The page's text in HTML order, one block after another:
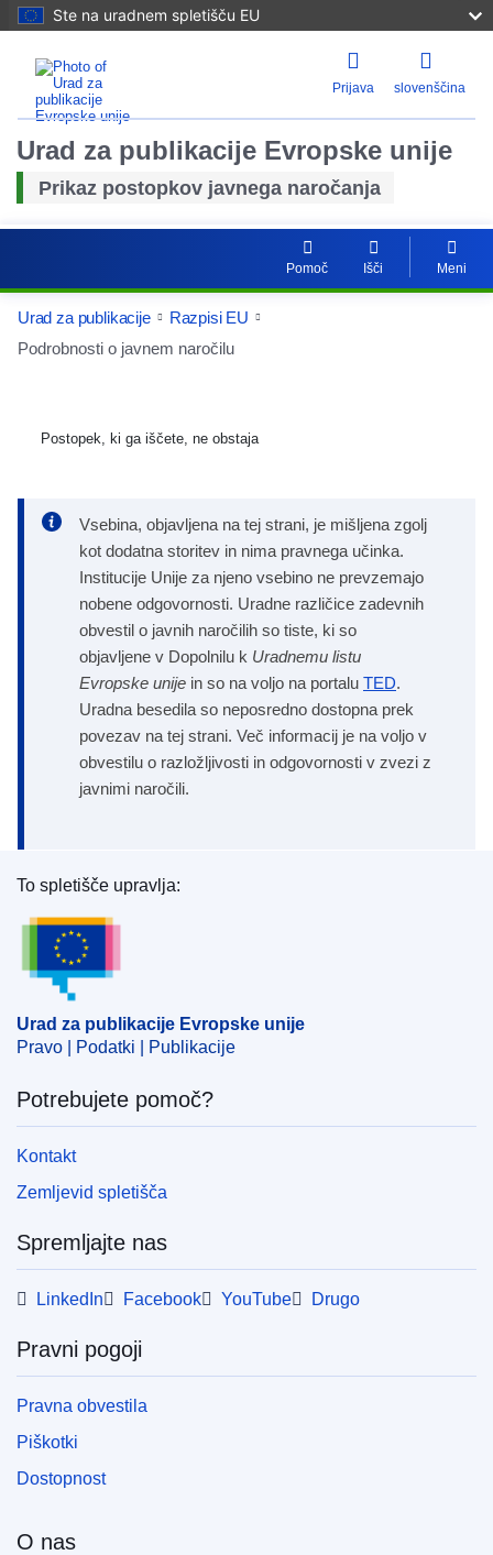
Ste na uradnem spletišču EU
Prijava slovenščina
Urad za publikacije Evropske unije
Prikaz postopkov javnega naročanja
Pomoč Išči Meni
Urad za publikacije
Razpisi EU
Podrobnosti o javnem naročilu
Postopek, ki ga iščete, ne obstaja
Vsebina, objavljena na tej strani, je mišljena zgolj
kot dodatna storitev in nima pravnega učinka.
Institucije Unije za njeno vsebino ne prevzemajo
nobene odgovornosti. Uradne različice zadevnih
obvestil o javnih naročilih so tiste, ki so
objavljene v Dopolnilu k Uradnemu listu
Evropske unije in so na voljo na portalu TED.
Uradna besedila so neposredno dostopna prek
povezav na tej strani. Več informacij je na voljo v
obvestilu o razložljivosti in odgovornosti v zvezi z
javnimi naročili.
Urad za publikacije Evropske unije
To spletišče upravlja:
Urad za publikacije Evropske unije
Pravo | Podatki | Publikacije
Potrebujete pomoč?
Kontakt
Zemljevid spletišča
Spremljajte nas
LinkedIn Facebook YouTube Drugo
Pravni pogoji
Pravna obvestila
Piškotki
Dostopnost
O nas